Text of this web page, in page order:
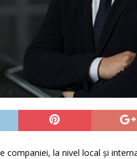
companiei, la nivel local și